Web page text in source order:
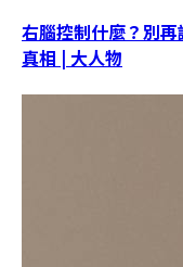
右腦控制什麼？別
真相 | 大人物